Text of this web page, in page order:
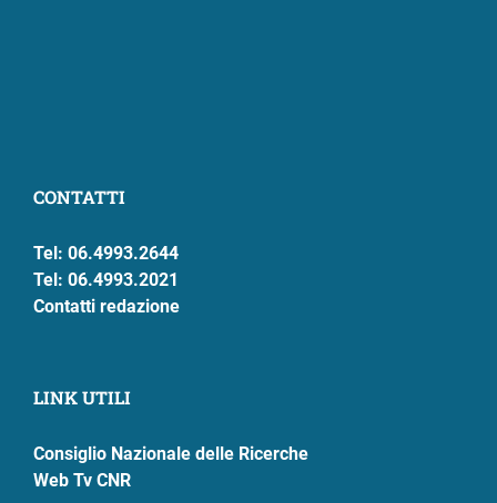
CONTATTI
Tel: 06.4993.2644
Tel: 06.4993.2021
Contatti redazione
LINK UTILI
Consiglio Nazionale delle Ricerche
Web Tv CNR